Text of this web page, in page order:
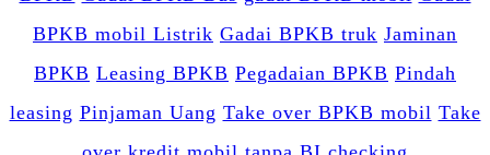
BPKB mobil Listrik Gadai BPKB truk Jaminan
BPKB Leasing BPKB Pegadaian BPKB Pindah
leasing Pinjaman Uang Take over BPKB mobil Take